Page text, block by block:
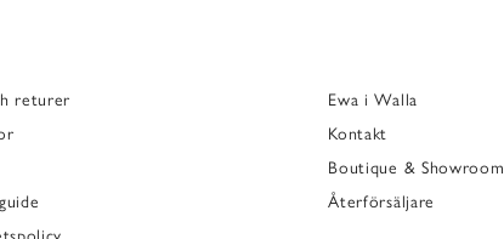
returer
Ewa i Walla
Kontakt
Boutique & Showroom
Återförsäljare